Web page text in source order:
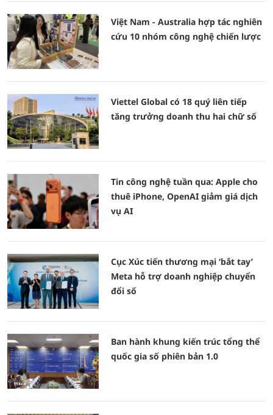
Việt Nam - Australia hợp tác nghiên
cứu 10 nhóm công nghệ chiến lược
Viettel Global có 18 quý liên tiếp
tăng trưởng doanh thu hai chữ số
Tin công nghệ tuần qua: Apple cho
thuê iPhone, OpenAI giảm giá dịch
vụ AI
Cục Xúc tiến thương mại ‘bắt tay’
Meta hỗ trợ doanh nghiệp chuyển
đổi số
Ban hành khung kiến trúc tổng thể
quốc gia số phiên bản 1.0